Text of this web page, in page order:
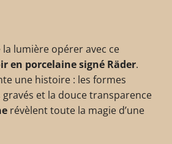
la lumière opérer avec ce
en porcelaine signé Räder.
une histoire : les formes
et la douce transparence
révèlent toute la magie d’une